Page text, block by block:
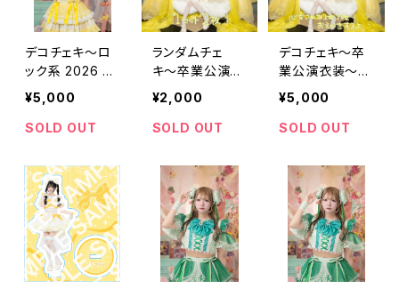
デコチェキ〜ロ
ック系 2026 ve
r.～【星川 せれ
な】
¥5,000
SOLD OUT
ランダムチェ
キ〜卒業公演衣
装～【月見 め
る】
¥2,000
SOLD OUT
デコチェキ〜卒
業公演衣装～
【月見 める】
¥5,000
SOLD OUT